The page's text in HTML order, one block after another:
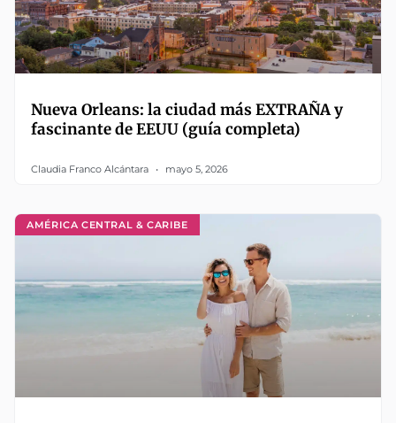
Nueva Orleans: la ciudad más EXTRAÑA y
fascinante de EEUU (guía completa)
Claudia Franco Alcántara mayo 5, 2026
AMÉRICA CENTRAL & CARIBE